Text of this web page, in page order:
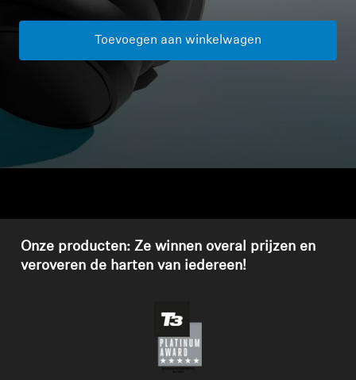
Gehoor per categorie
Originele gehooronderdelengehoor en accessoires
AMBEO soundbars en Subs
Toevoegen aan winkelwagen
Onze producten: Ze winnen overal prijzen en
veroveren de harten van iedereen!